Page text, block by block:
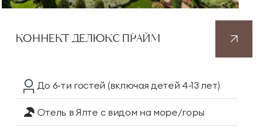
КОННЕКТ ДЕЛЮКС ПРАЙМ
До 6‑ти гостей (включая детей 4‑13 лет)
Отель в Ялте с видом на море/горы